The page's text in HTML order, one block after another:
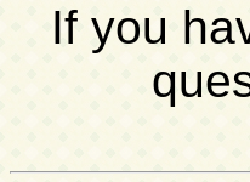
If you